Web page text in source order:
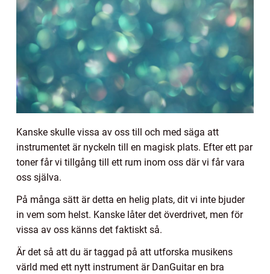
Kanske skulle vissa av oss till och med säga att
instrumentet är nyckeln till en magisk plats. Efter ett par
toner får vi tillgång till ett rum inom oss där vi får vara
oss själva.
På många sätt är detta en helig plats, dit vi inte bjuder
in vem som helst. Kanske låter det överdrivet, men för
vissa av oss känns det faktiskt så.
Är det så att du är taggad på att utforska musikens
värld med ett nytt instrument är DanGuitar en bra